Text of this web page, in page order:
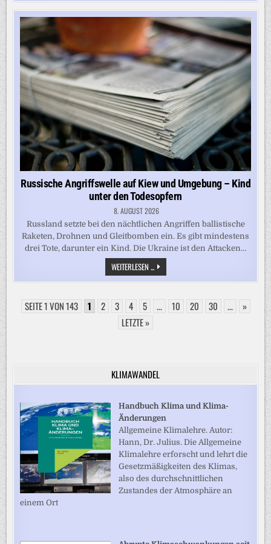
ÜBER
EINE
FRAU
ALS
STAATSOBERHAUPT
DENKEN
Russische Angriffswelle auf Kiew und Umgebung – Kind
unter den Todesopfern
8. AUGUST 2026
Russland setzte bei den nächtlichen Angriffen ballistische
Raketen, Drohnen und Gleitbomben ein. Es gibt mindestens
drei Tote, darunter ein Kind. Die Ukraine ist den Attacken…
WEITERLESEN ... RUSSISCHE
ANGRIFFSWELLE
AUF
UMGEBUNG
–
SEITE 1 VON 143 1 2 3 4 5 ... 10 20 30 ...
»
LETZTE »
KLIMAWANDEL
Handbuch Klima und Klima-
Änderungen
Allgemeine Klimalehre. Autor:
Hann, Dr. Julius. Die Allgemeine
Klimalehre erforscht und lehrt die
Gesetzmäßigkeiten des Klimas,
also des durchschnittlichen
Zustandes der Atmosphäre an
einem Ort